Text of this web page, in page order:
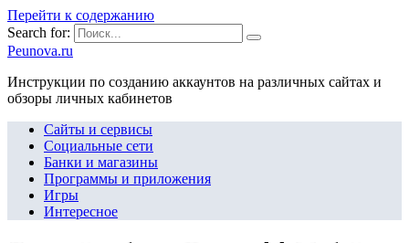
Перейти к содержанию
Search for:
Peunova.ru
Инструкции по созданию аккаунтов на различных сайтах и
обзоры личных кабинетов
Сайты и сервисы
Социальные сети
Банки и магазины
Программы и приложения
Игры
Интересное